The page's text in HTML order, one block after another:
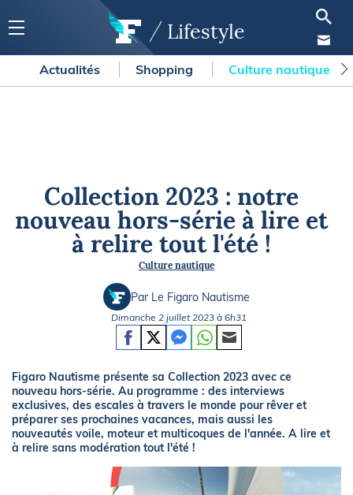
Lifestyle
Actualités Shopping Culture nautique
Collection 2023 : notre
nouveau hors-série à lire et
à relire tout l'été !
Culture nautique
Par Le Figaro Nautisme
Dimanche 2 juillet 2023 à 6h31
Figaro Nautisme présente sa Collection 2023 avec ce
nouveau hors-série. Au programme : des interviews
exclusives, des escales à travers le monde pour rêver et
préparer ses prochaines vacances, mais aussi les
nouveautés voile, moteur et multicoques de l'année. A lire et
à relire sans modération tout l'été !